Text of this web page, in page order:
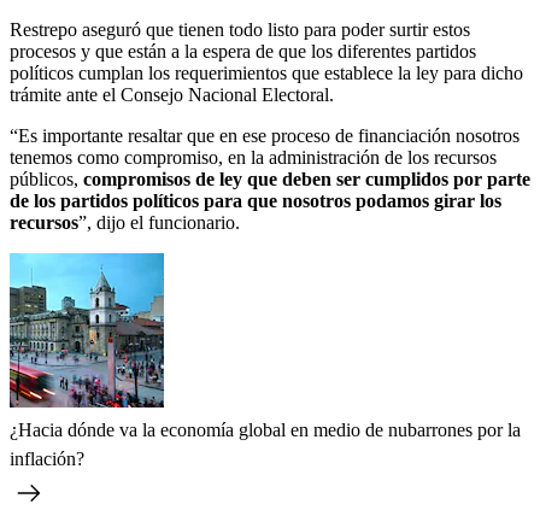
Restrepo aseguró que tienen todo listo para poder surtir estos
procesos y que están a la espera de que los diferentes partidos
políticos cumplan los requerimientos que establece la ley para dicho
trámite ante el Consejo Nacional Electoral.
“Es importante resaltar que en ese proceso de financiación nosotros
tenemos como compromiso, en la administración de los recursos
públicos, compromisos de ley que deben ser cumplidos por parte
de los partidos políticos para que nosotros podamos girar los
recursos”, dijo el funcionario.
¿Hacia dónde va la economía global en medio de nubarrones por la
inflación?